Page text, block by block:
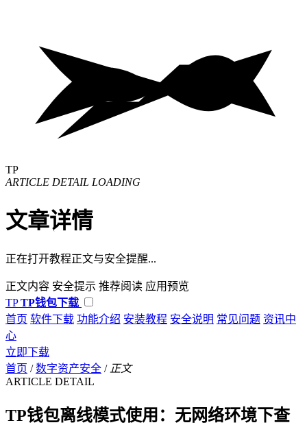
TP
ARTICLE DETAIL LOADING
文章详情
正在打开教程正文与安全提醒...
正文内容 安全提示 推荐阅读 应用预览
TP TP钱包下载
首页 软件下载 功能介绍 安装教程 安全说明 常见问题 资讯中
心
立即下载
首页 / 数字资产安全 / 正文
ARTICLE DETAIL
TP钱包离线模式使用：无网络环境下查